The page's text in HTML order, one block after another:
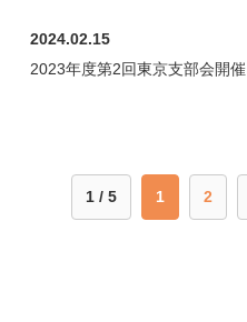
2024.02.15
2023年度第2回東京支部会開催
1 / 5 1 2